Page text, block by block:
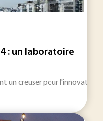
: un laboratoire
un creuser pour l'innovation